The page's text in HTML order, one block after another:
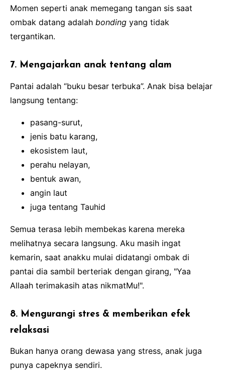
Momen seperti anak memegang tangan sis saat
ombak datang adalah bonding yang tidak
tergantikan.
7. Mengajarkan anak tentang alam
Pantai adalah “buku besar terbuka”. Anak bisa belajar
langsung tentang:
pasang-surut,
jenis batu karang,
ekosistem laut,
perahu nelayan,
bentuk awan,
angin laut
juga tentang Tauhid
Semua terasa lebih membekas karena mereka
melihatnya secara langsung. Aku masih ingat
kemarin, saat anakku mulai didatangi ombak di
pantai dia sambil berteriak dengan girang, "Yaa
Allaah terimakasih atas nikmatMu!".
8. Mengurangi stres & memberikan efek
relaksasi
Bukan hanya orang dewasa yang stress, anak juga
punya capeknya sendiri.